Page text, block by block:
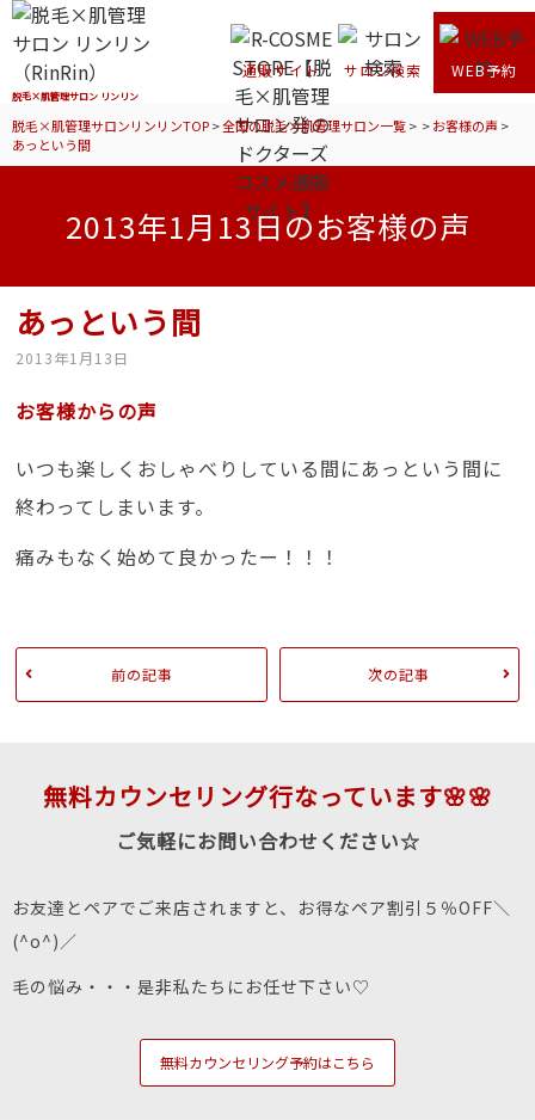
脱毛×肌管理サロン リンリン
通販サイト サロン検索 WEB予約
脱毛×肌管理サロンリンリンTOP>全国の脱毛×肌管理サロン一覧> >お客様の声 >
あっという間
2013年1月13日のお客様の声
あっという間
2013年1月13日
お客様からの声
いつも楽しくおしゃべりしている間にあっという間に
終わってしまいます。
痛みもなく始めて良かったー！！！
前の記事 次の記事
無料カウンセリング行なっています🌸🌸
ご気軽にお問い合わせください☆
お友達とペアでご来店されますと、お得なペア割引５％OFF＼
(^o^)／
毛の悩み・・・是非私たちにお任せ下さい♡
無料カウンセリング予約はこちら